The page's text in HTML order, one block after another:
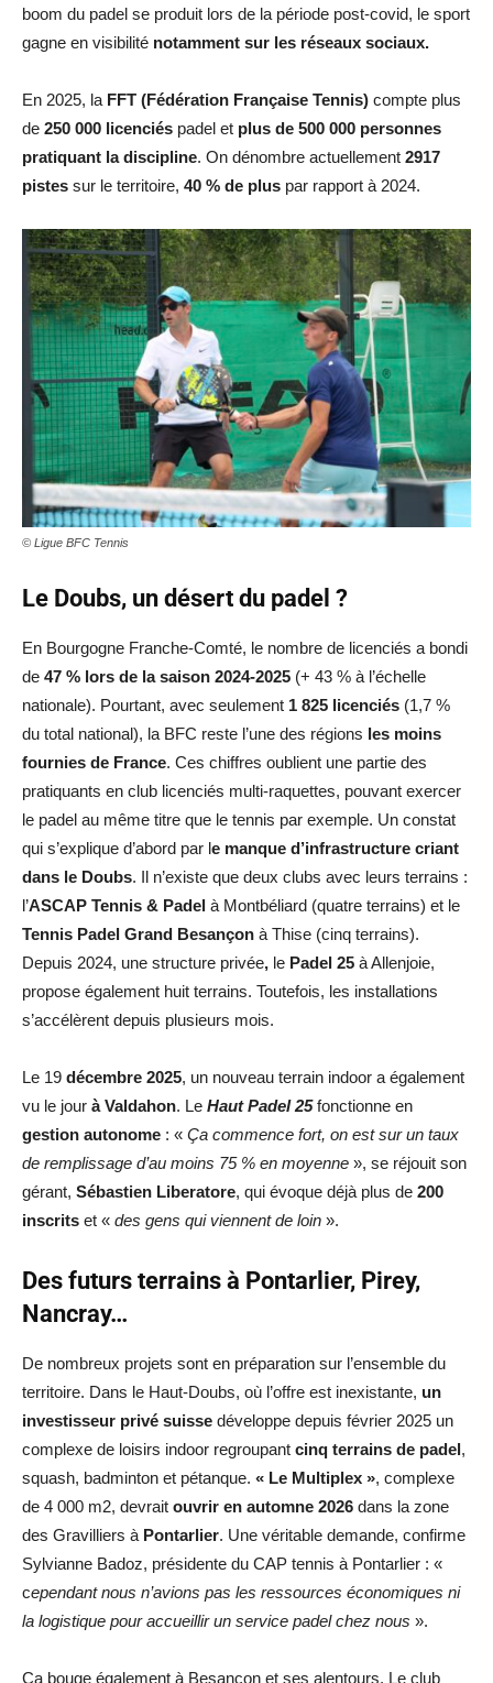
boom du padel se produit lors de la période post-covid, le sport
gagne en visibilité notamment sur les réseaux sociaux.
En 2025, la FFT (Fédération Française Tennis) compte plus
de 250 000 licenciés padel et plus de 500 000 personnes
pratiquant la discipline. On dénombre actuellement 2917
pistes sur le territoire, 40 % de plus par rapport à 2024.
© Ligue BFC Tennis
Le Doubs, un désert du padel ?
En Bourgogne Franche-Comté, le nombre de licenciés a bondi
de 47 % lors de la saison 2024-2025 (+ 43 % à l’échelle
nationale). Pourtant, avec seulement 1 825 licenciés (1,7 %
du total national), la BFC reste l’une des régions les moins
fournies de France. Ces chiffres oublient une partie des
pratiquants en club licenciés multi-raquettes, pouvant exercer
le padel au même titre que le tennis par exemple. Un constat
qui s’explique d’abord par le manque d’infrastructure criant
dans le Doubs. Il n’existe que deux clubs avec leurs terrains :
l’ASCAP Tennis & Padel à Montbéliard (quatre terrains) et le
Tennis Padel Grand Besançon à Thise (cinq terrains).
Depuis 2024, une structure privée, le Padel 25 à Allenjoie,
propose également huit terrains. Toutefois, les installations
s’accélèrent depuis plusieurs mois.
Le 19 décembre 2025, un nouveau terrain indoor a également
vu le jour à Valdahon. Le Haut Padel 25 fonctionne en
gestion autonome : « Ça commence fort, on est sur un taux
de remplissage d’au moins 75 % en moyenne », se réjouit son
gérant, Sébastien Liberatore, qui évoque déjà plus de 200
inscrits et « des gens qui viennent de loin ».
Des futurs terrains à Pontarlier, Pirey,
Nancray…
De nombreux projets sont en préparation sur l’ensemble du
territoire. Dans le Haut-Doubs, où l’offre est inexistante, un
investisseur privé suisse développe depuis février 2025 un
complexe de loisirs indoor regroupant cinq terrains de padel,
squash, badminton et pétanque. « Le Multiplex », complexe
de 4 000 m2, devrait ouvrir en automne 2026 dans la zone
des Gravilliers àPontarlier. Une véritable demande, confirme
Sylvianne Badoz, présidente du CAP tennis à Pontarlier : «
cependant nous n’avions pas les ressources économiques ni
la logistique pour accueillir un service padel chez nous ».
Ça bouge également à Besançon et ses alentours. Le club